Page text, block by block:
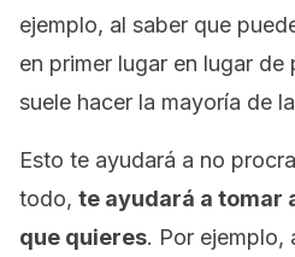
ejemplo, al saber que
en primer lugar en lugar
suele hacer la mayoría de
Esto te ayudará a no
todo, te ayudará a tomar
que quieres. Por ejemplo,